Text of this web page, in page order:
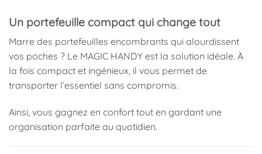
Un portefeuille compact qui change tout
Marre des portefeuilles encombrants qui alourdissent
vos poches ? Le MAGIC HANDY est la solution idéale. À
la fois compact et ingénieux, il vous permet de
transporter l’essentiel sans compromis.
Ainsi, vous gagnez en confort tout en gardant une
organisation parfaite au quotidien.